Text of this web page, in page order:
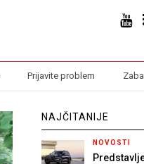
Prijavite problem
NAJČITANIJE
NOVOSTI